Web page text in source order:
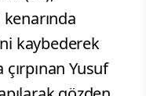
bir kişi
Tahsilli
üzerinde